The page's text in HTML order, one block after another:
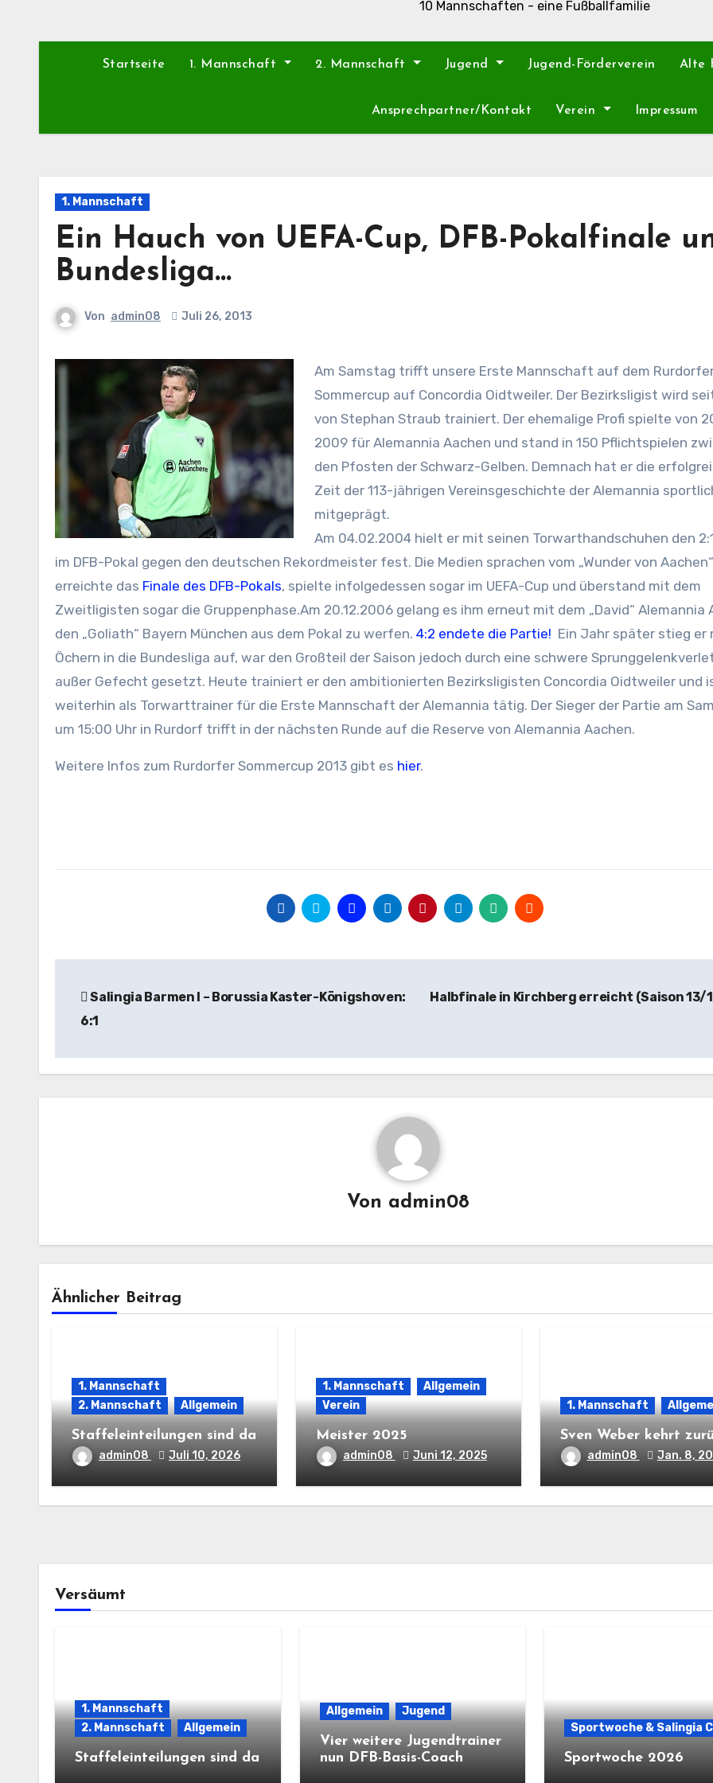
10 Mannschaften - eine Fußballfamilie
Startseite 1. Mannschaft 2. Mannschaft Jugend Jugend-Förderverein Alte
Ansprechpartner/Kontakt Verein Impressum
1. Mannschaft
Ein Hauch von UEFA-Cup, DFB-Pokalfinale
Bundesliga…
Von admin08 Juli 26, 2013
Am Samstag trifft unsere Erste Mannschaft auf dem
Sommercup auf Concordia Oidtweiler. Der Bezirksligist wird
von Stephan Straub trainiert. Der ehemalige Profi spielte von
2009 für Alemannia Aachen und stand in 150 Pflichtspielen
den Pfosten der Schwarz-Gelben. Demnach hat er die
Zeit der 113-jährigen Vereinsgeschichte der Alemannia
mitgeprägt.
Am 04.02.2004 hielt er mit seinen Torwarthandschuhen den
im DFB-Pokal gegen den deutschen Rekordmeister fest. Die Medien sprachen vom „Wunder von
erreichte das Finale des DFB-Pokals, spielte infolgedessen sogar im UEFA-Cup und überstand mit dem
Zweitligisten sogar die Gruppenphase.Am 20.12.2006 gelang es ihm erneut mit dem „David“ Alemannia
den „Goliath“ Bayern München aus dem Pokal zu werfen. 4:2 endete die Partie! Ein Jahr später stieg er
Öchern in die Bundesliga auf, war den Großteil der Saison jedoch durch eine schwere
außer Gefecht gesetzt. Heute trainiert er den ambitionierten Bezirksligisten Concordia Oidtweiler und
weiterhin als Torwarttrainer für die Erste Mannschaft der Alemannia tätig. Der Sieger der Partie am
um 15:00 Uhr in Rurdorf trifft in der nächsten Runde auf die Reserve von Alemannia Aachen.
Weitere Infos zum Rurdorfer Sommercup 2013 gibt es hier.
Salingia Barmen I – Borussia Kaster-Königshoven:
6:1
Halbfinale in Kirchberg erreicht (Saison 13/
Von admin08
Ähnlicher Beitrag
1. Mannschaft
2. Mannschaft
Allgemein
Staffeleinteilungen sind da
admin08 Juli 10, 2026
1. Mannschaft
Allgemein
Verein
Meister 2025
admin08 Juni 12, 2025
1. Mannschaft
Sven Weber kehrt
admin08 Jan. 8,
Versäumt
1. Mannschaft
2. Mannschaft
Allgemein
Staffeleinteilungen sind da
Allgemein Jugend
Vier weitere Jugendtrainer
nun DFB-Basis-Coach
Sportwoche & Salingia
Sportwoche 2026